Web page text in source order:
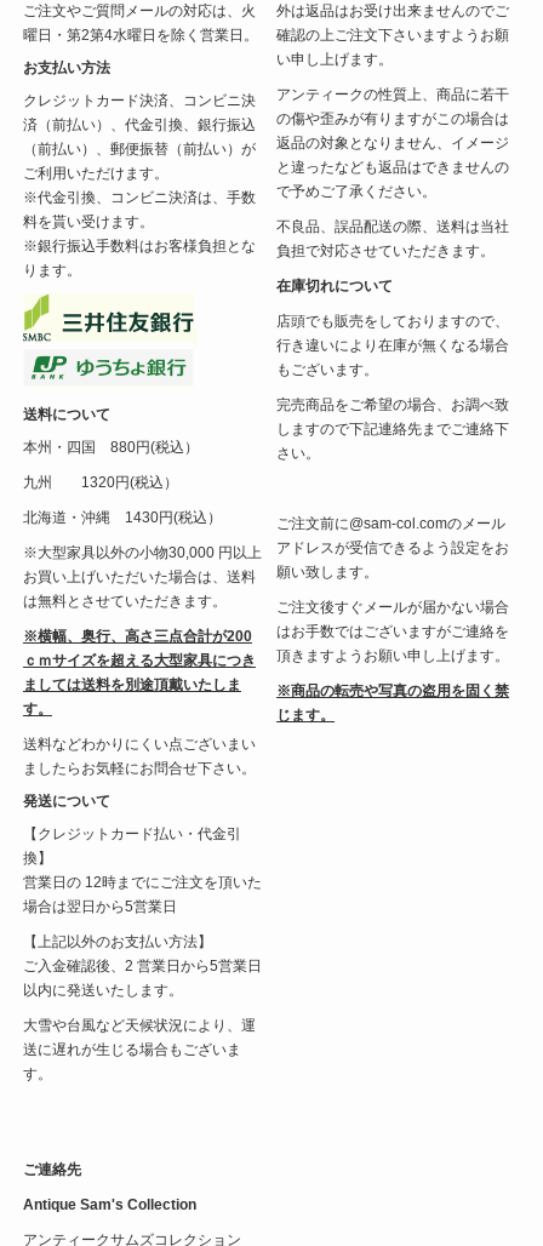
ご注文やご質問メールの対応は、火
曜日・第2第4水曜日を除く営業日。
お支払い方法
クレジットカード決済、コンビニ決
済（前払い）、代金引換、銀行振込
（前払い）、郵便振替（前払い）が
ご利用いただけます。
※代金引換、コンビニ決済は、手数
料を貰い受けます。
※銀行振込手数料はお客様負担とな
ります。
送料について
本州・四国 880円(税込）
九州 1320円(税込）
北海道・沖縄 1430円(税込）
※大型家具以外の小物30,000 円以上
お買い上げいただいた場合は、送料
は無料とさせていただきます。
※横幅、奥行、高さ三点合計が200
ｃｍサイズを超える大型家具につき
ましては送料を別途頂戴いたしま
す。
送料などわかりにくい点ございまい
ましたらお気軽にお問合せ下さい。
発送について
【クレジットカード払い・代金引
換】
営業日の 12時までにご注文を頂いた
場合は翌日から5営業日
【上記以外のお支払い方法】
ご入金確認後、2 営業日から5営業日
以内に発送いたします。
大雪や台風など天候状況により、運
送に遅れが生じる場合もございま
す。
外は返品はお受け出来ませんのでご
確認の上ご注文下さいますようお願
い申し上げます。
アンティークの性質上、商品に若干
の傷や歪みが有りますがこの場合は
返品の対象となりません、イメージ
と違ったなども返品はできませんの
で予めご了承ください。
不良品、誤品配送の際、送料は当社
負担で対応させていただきます。
在庫切れについて
店頭でも販売をしておりますので、
行き違いにより在庫が無くなる場合
もございます。
完売商品をご希望の場合、お調べ致
しますので下記連絡先までご連絡下
さい。
ご注文前に@sam-col.comのメール
アドレスが受信できるよう設定をお
願い致します。
ご注文後すぐメールが届かない場合
はお手数ではございますがご連絡を
頂きますようお願い申し上げます。
※商品の転売や写真の盗用を固く禁
じます。
ご連絡先
Antique Sam's Collection
アンティークサムズコレクション